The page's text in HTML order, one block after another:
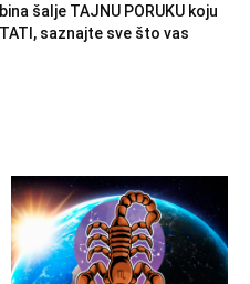
šalje TAJNU PORUKU koju
saznajte sve što vas